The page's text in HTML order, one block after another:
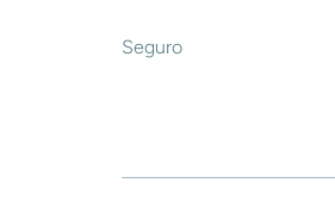
Seguro